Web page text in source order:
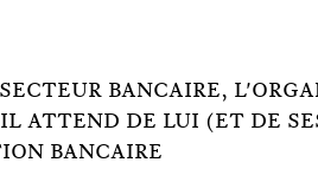
BANCAIRE,
ATTEND DE LUI (ET DE
BANCAIRE